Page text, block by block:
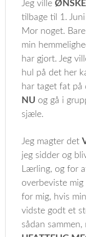
Jeg ville
tilbage til 1.
Mor noget.
min
har gjort. Jeg
hul på det her
har taget fat på
NU og gå i
sjæle.
Jeg magter det
jeg sidder og
Lærling, og for
overbeviste
for mig, hvis
vidste godt et
sådan